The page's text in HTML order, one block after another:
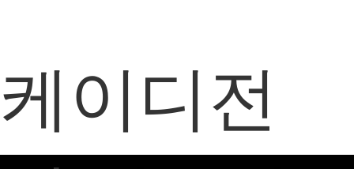
케이디전